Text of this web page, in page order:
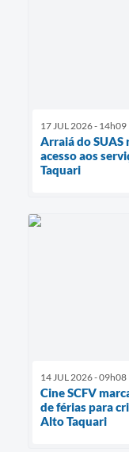
17 JUL 2026 - 14h09
Arraiá do SUAS
acesso aos
Taquari
14 JUL 2026 - 09h08
Cine SCFV
de férias para
Alto Taquari